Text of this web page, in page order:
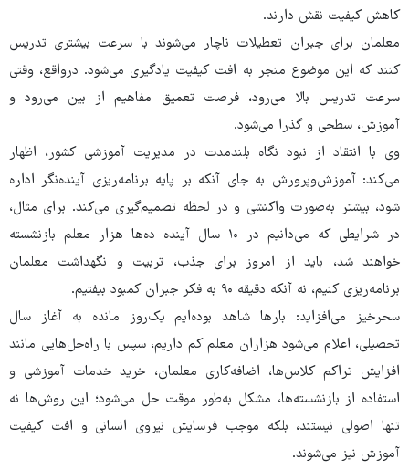
کاهش کیفیت نقش دارند.
معلمان برای جبران تعطیلات ناچار می‌شوند با سرعت بیشتری تدریس
کنند که این موضوع منجر به افت کیفیت یادگیری می‌شود. درواقع، وقتی
سرعت تدریس بالا می‌رود، فرصت تعمیق مفاهیم از بین می‌رود و
آموزش، سطحی و گذرا می‌شود.
وی با انتقاد از نبود نگاه بلندمدت در مدیریت آموزشی کشور، اظهار
می‌کند: آموزش‌وپرورش به جای آنکه بر پایه برنامه‌ریزی آینده‌نگر اداره
شود، بیشتر به‌صورت واکنشی و در لحظه تصمیم‌گیری می‌کند. برای مثال،
در شرایطی که می‌دانیم در ۱۰ سال آینده ده‌ها هزار معلم بازنشسته
خواهند شد، باید از امروز برای جذب، تربیت و نگهداشت معلمان
برنامه‌ریزی کنیم، نه آنکه دقیقه ۹۰ به فکر جبران کمبود بیفتیم.
سحرخیز می‌افزاید: بارها شاهد بوده‌ایم یک‌روز مانده به آغاز سال
تحصیلی، اعلام می‌شود هزاران معلم کم داریم، سپس با راه‌حل‌هایی مانند
افزایش تراکم کلاس‌ها، اضافه‌کاری معلمان، خرید خدمات آموزشی و
استفاده از بازنشسته‌ها، مشکل به‌طور موقت حل می‌شود؛ این روش‌ها نه
تنها اصولی نیستند، بلکه موجب فرسایش نیروی انسانی و افت کیفیت
آموزش نیز می‌شوند.